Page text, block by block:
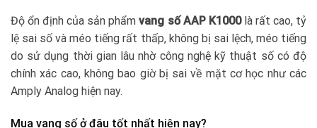
Độ ổn định của sản phẩm vang số AAP K1000là rất cao, tỷ
lệ sai số và méo tiếng rất thấp, không bị sai lệch, méo tiếng
do sử dụng thời gian lâu nhờ công nghệ kỹ thuật số có độ
chính xác cao, không bao giờ bị sai về mặt cơ học như các
Amply Analog hiện nay.
Mua vang số ở đâu tốt nhất hiện nay?